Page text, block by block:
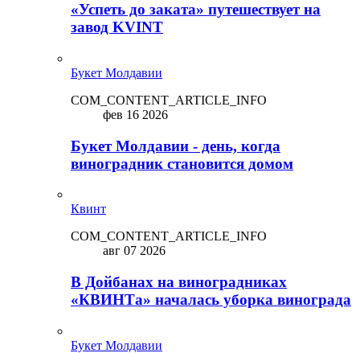
«Успеть до заката» путешествует на
завод KVINT
Букет Молдавии
COM_CONTENT_ARTICLE_INFO
фев 16 2026
Букет Молдавии - день, когда
виноградник становится домом
Квинт
COM_CONTENT_ARTICLE_INFO
авг 07 2026
В Дойбанах на виноградниках
«КВИНТа» началась уборка винограда
Букет Молдавии